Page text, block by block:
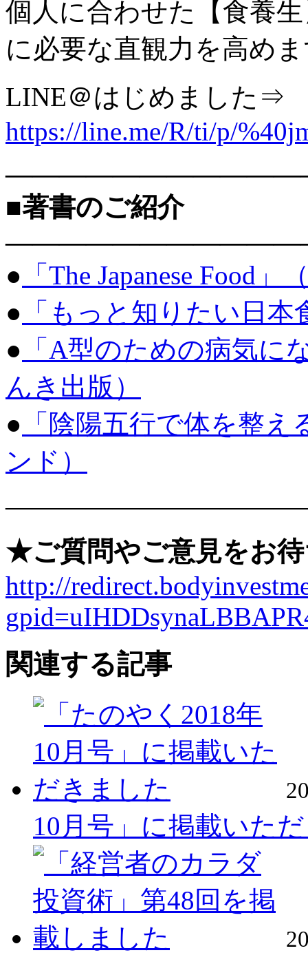
個人に合わせた【食養
に必要な直観力を高め
LINE＠はじめました
https://line.me/R/ti/p/
■著書のご紹介
● 「The Japanese Food
● 「もっと知りたい日
● 「A型のための病気に
んき出版）
● 「陰陽五行で体を整
ンド）
★ご質問やご意見をお
http://
関連する記事
10月号」に掲載いた